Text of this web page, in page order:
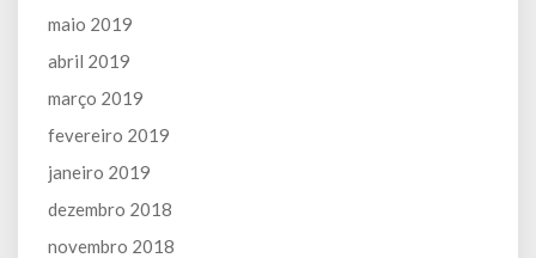
maio 2019
abril 2019
março 2019
fevereiro 2019
janeiro 2019
dezembro 2018
novembro 2018